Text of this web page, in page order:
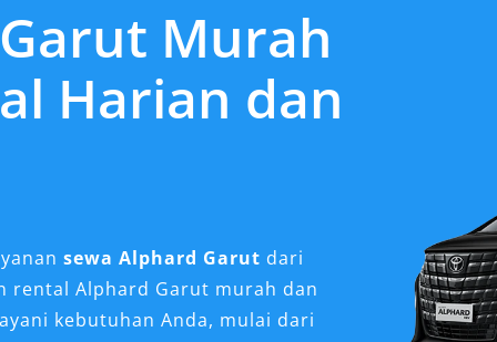
Murah
Harian dan
sewa Alphard Garut dari
rental Alphard Garut murah dan
kebutuhan Anda, mulai dari